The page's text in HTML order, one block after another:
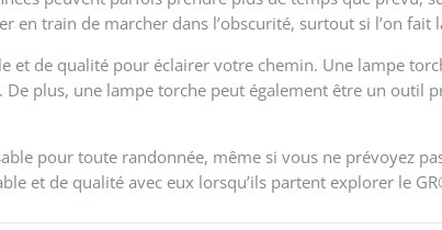
en train de marcher dans l’obscurité, surtout si l’on
et de qualité pour éclairer votre chemin. Une lampe
plus, une lampe torche peut également être un outil
pour toute randonnée, même si vous ne prévoyez
et de qualité avec eux lorsqu’ils partent explorer le